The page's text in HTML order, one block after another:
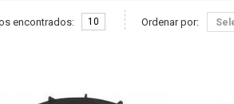
encontrados: 10 Ordenar por: